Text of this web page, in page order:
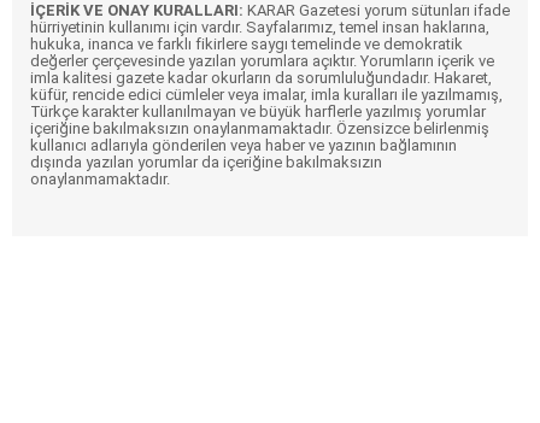
İÇERİK VE ONAY KURALLARI: KARAR Gazetesi yorum sütunları ifade
hürriyetinin kullanımı için vardır. Sayfalarımız, temel insan haklarına,
hukuka, inanca ve farklı fikirlere saygı temelinde ve demokratik
değerler çerçevesinde yazılan yorumlara açıktır. Yorumların içerik ve
imla kalitesi gazete kadar okurların da sorumluluğundadır. Hakaret,
küfür, rencide edici cümleler veya imalar, imla kuralları ile yazılmamış,
Türkçe karakter kullanılmayan ve büyük harflerle yazılmış yorumlar
içeriğine bakılmaksızın onaylanmamaktadır. Özensizce belirlenmiş
kullanıcı adlarıyla gönderilen veya haber ve yazının bağlamının
dışında yazılan yorumlar da içeriğine bakılmaksızın
onaylanmamaktadır.